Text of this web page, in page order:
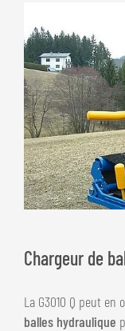
Chargeur de
La G3010 Q peut
balles hydraulique